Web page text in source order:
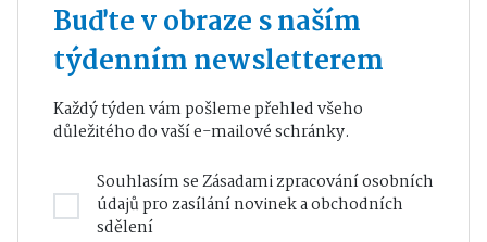
Buďte v obraze s naším
týdenním newsletterem
Každý týden vám pošleme přehled všeho
důležitého do vaší e-mailové schránky.
Souhlasím seZásadami zpracování osobních
údajůpro zasílání novinek a obchodních
sdělení